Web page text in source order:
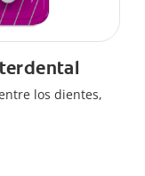
los dientes,